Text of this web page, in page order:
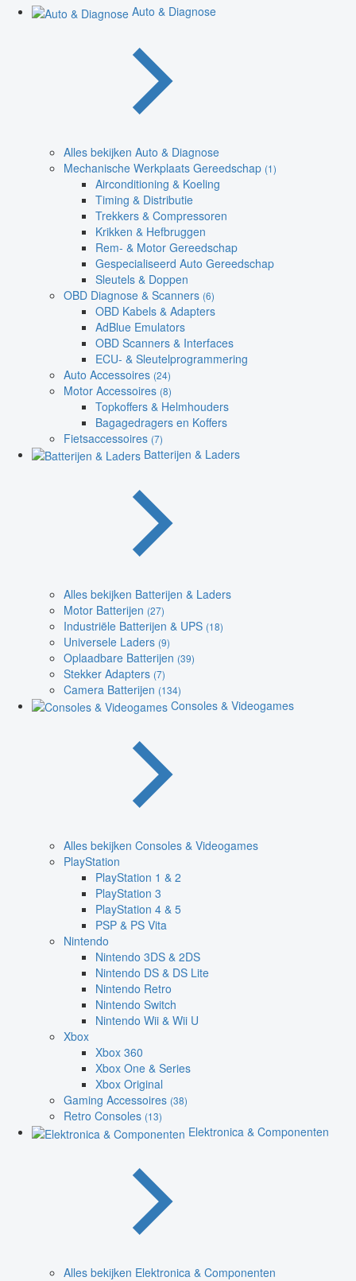
Auto & Diagnose
Alles bekijken Auto & Diagnose
Mechanische Werkplaats Gereedschap (1)
Airconditioning & Koeling
Timing & Distributie
Trekkers & Compressoren
Krikken & Hefbruggen
Rem- & Motor Gereedschap
Gespecialiseerd Auto Gereedschap
Sleutels & Doppen
OBD Diagnose & Scanners (6)
OBD Kabels & Adapters
AdBlue Emulators
OBD Scanners & Interfaces
ECU- & Sleutelprogrammering
Auto Accessoires (24)
Motor Accessoires (8)
Topkoffers & Helmhouders
Bagagedragers en Koffers
Fietsaccessoires (7)
Batterijen & Laders
Alles bekijken Batterijen & Laders
Motor Batterijen (27)
Industriële Batterijen & UPS (18)
Universele Laders (9)
Oplaadbare Batterijen (39)
Stekker Adapters (7)
Camera Batterijen (134)
Consoles & Videogames
Alles bekijken Consoles & Videogames
PlayStation
PlayStation 1 & 2
PlayStation 3
PlayStation 4 & 5
PSP & PS Vita
Nintendo
Nintendo 3DS & 2DS
Nintendo DS & DS Lite
Nintendo Retro
Nintendo Switch
Nintendo Wii & Wii U
Xbox
Xbox 360
Xbox One & Series
Xbox Original
Gaming Accessoires (38)
Retro Consoles (13)
Elektronica & Componenten
Alles bekijken Elektronica & Componenten